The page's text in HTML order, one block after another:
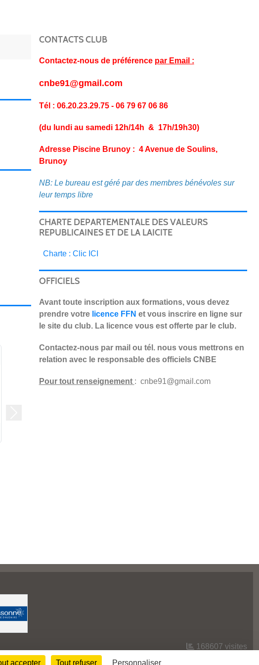
CONTACTS CLUB
Contactez-nous de préférence par Email :
cnbe91@gmail.com
Tél : 06.20.23.29.75 - 06 79 67 06 86
(du lundi au samedi 12h/14h & 17h/19h30)
Adresse Piscine Brunoy : 4 Avenue de Soulins,
Brunoy
NB: Le bureau est géré par des membres bénévoles sur
leur temps libre
CHARTE DEPARTEMENTALE DES VALEURS
REPUBLICAINES ET DE LA LAICITE
Charte : Clic ICI
OFFICIELS
Avant toute inscription aux formations, vous devez
prendre votrelicence FFN et vous inscrire en ligne sur
le site du club. La licence vous est offerte par le club.
Contactez-nous par mail ou tél. nous vous mettrons en
relation avec le responsable des officiels CNBE
Pour tout renseignement : cnbe91@gmail.com
168607 visites
accepter Tout refuser Personnaliser